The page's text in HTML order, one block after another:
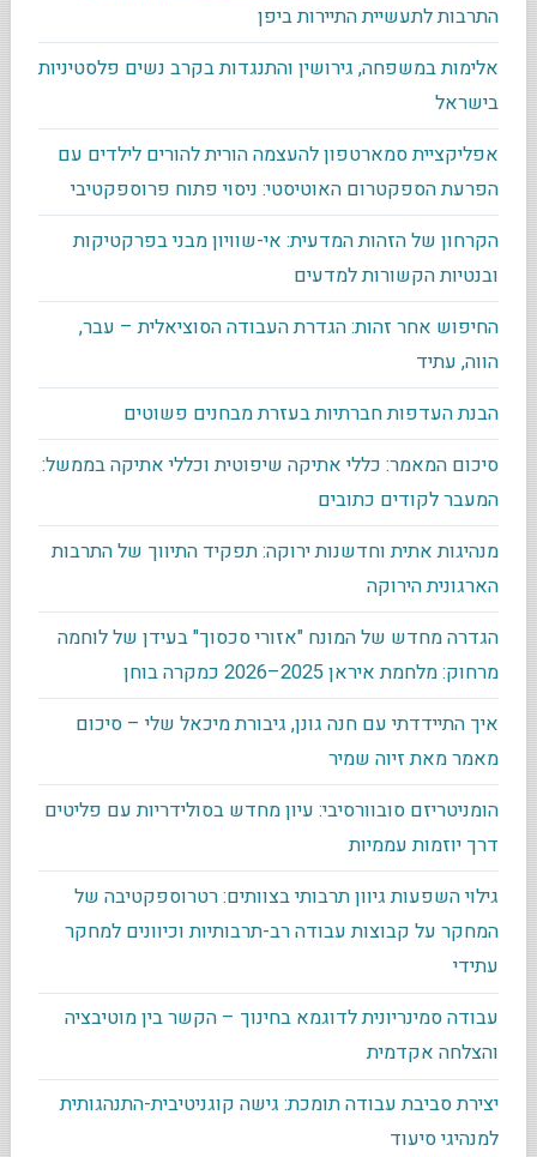
התרבות לתעשיית התיירות ביפן
אלימות במשפחה, גירושין והתנגדות בקרב נשים פלסטיניות
בישראל
אפליקציית סמארטפון להעצמה הורית להורים לילדים עם
הפרעת הספקטרום האוטיסטי: ניסוי פתוח פרוספקטיבי
הקרחון של הזהות המדעית: אי-שוויון מבני בפרקטיקות
ובנטיות הקשורות למדעים
החיפוש אחר זהות: הגדרת העבודה הסוציאלית – עבר,
הווה, עתיד
הבנת העדפות חברתיות בעזרת מבחנים פשוטים
סיכום המאמר: כללי אתיקה שיפוטית וכללי אתיקה בממשל:
המעבר לקודים כתובים
מנהיגות אתית וחדשנות ירוקה: תפקיד התיווך של התרבות
הארגונית הירוקה
הגדרה מחדש של המונח "אזורי סכסוך" בעידן של לוחמה
מרחוק: מלחמת איראן 2025–2026 כמקרה בוחן
איך התיידדתי עם חנה גונן, גיבורת מיכאל שלי – סיכום
מאמר מאת זיוה שמיר
הומניטריזם סובוורסיבי: עיון מחדש בסולידריות עם פליטים
דרך יוזמות עממיות
גילוי השפעות גיוון תרבותי בצוותים: רטרוספקטיבה של
המחקר על קבוצות עבודה רב-תרבותיות וכיוונים למחקר
עתידי
עבודה סמינריונית לדוגמא בחינוך – הקשר בין מוטיבציה
והצלחה אקדמית
יצירת סביבת עבודה תומכת: גישה קוגניטיבית-התנהגותית
למנהיגי סיעוד